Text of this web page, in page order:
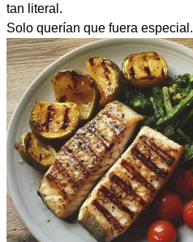
tan literal.
Solo querían que fuera especial.